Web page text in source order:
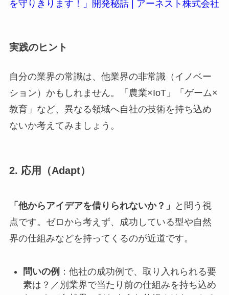
を守りきります！」開発秘話 | アーネスト株式会社
実践のヒント
自分の業界の常識は、他業界の非常識（イノベー
ション）かもしれません。「農業×IoT」「ゲーム×
教育」など、異なる領域へ自社の技術を持ち込め
ないか考えてみましょう。
2. 応用（Adapt）
「他からアイデアを借りられないか？」
と問う視
点です。ゼロから考えず、成功している型や自然
界の仕組みなどを持ってくるのが近道です。
問いの例 ：他社の成功例で、取り入れられる要
素は？／別業界で当たり前の仕組みを持ち込め